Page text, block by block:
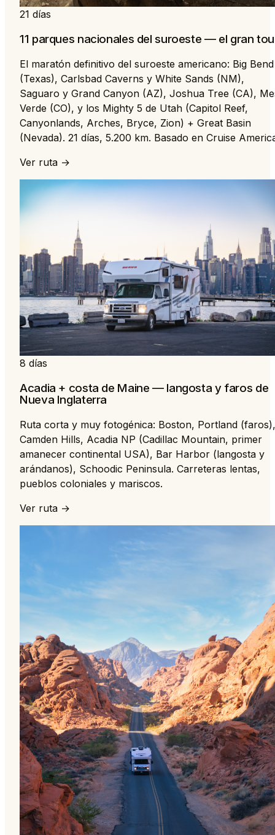
21 días
11 parques nacionales del suroeste — el gran
El maratón definitivo del suroeste americano: Big Bend
(Texas), Carlsbad Caverns y White Sands (NM),
Saguaro y Grand Canyon (AZ), Joshua Tree (CA),
Verde (CO), y los Mighty 5 de Utah (Capitol Reef,
Canyonlands, Arches, Bryce, Zion) + Great Basin
(Nevada). 21 días, 5.200 km. Basado en Cruise
Ver ruta →
8 días
Acadia + costa de Maine — langosta y faros de
Nueva Inglaterra
Ruta corta y muy fotogénica: Boston, Portland (faros),
Camden Hills, Acadia NP (Cadillac Mountain, primer
amanecer continental USA), Bar Harbor (langosta y
arándanos), Schoodic Peninsula. Carreteras lentas,
pueblos coloniales y mariscos.
Ver ruta →